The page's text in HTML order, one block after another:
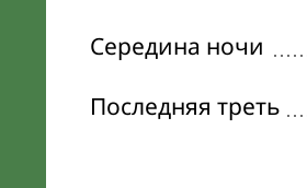
Середина ночи
Последняя треть